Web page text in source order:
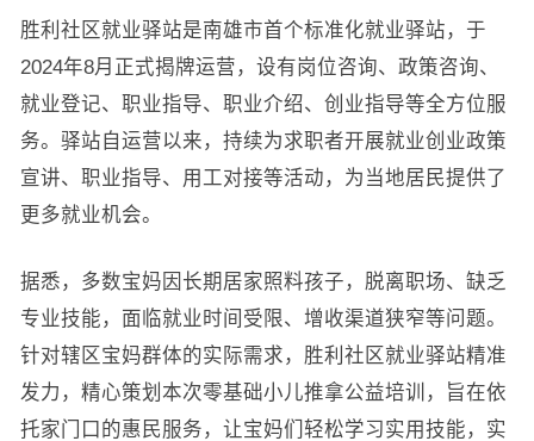
胜利社区就业驿站是南雄市首个标准化就业驿站，于
2024年8月正式揭牌运营，设有岗位咨询、政策咨询、
就业登记、职业指导、职业介绍、创业指导等全方位服
务。驿站自运营以来，持续为求职者开展就业创业政策
宣讲、职业指导、用工对接等活动，为当地居民提供了
更多就业机会。
据悉，多数宝妈因长期居家照料孩子，脱离职场、缺乏
专业技能，面临就业时间受限、增收渠道狭窄等问题。
针对辖区宝妈群体的实际需求，胜利社区就业驿站精准
发力，精心策划本次零基础小儿推拿公益培训，旨在依
托家门口的惠民服务，让宝妈们轻松学习实用技能，实